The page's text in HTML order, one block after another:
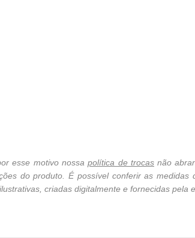
esse motivo nossapolítica de trocasnão
do produto. É possível conferir as
criadas digitalmente e fornecidas pela